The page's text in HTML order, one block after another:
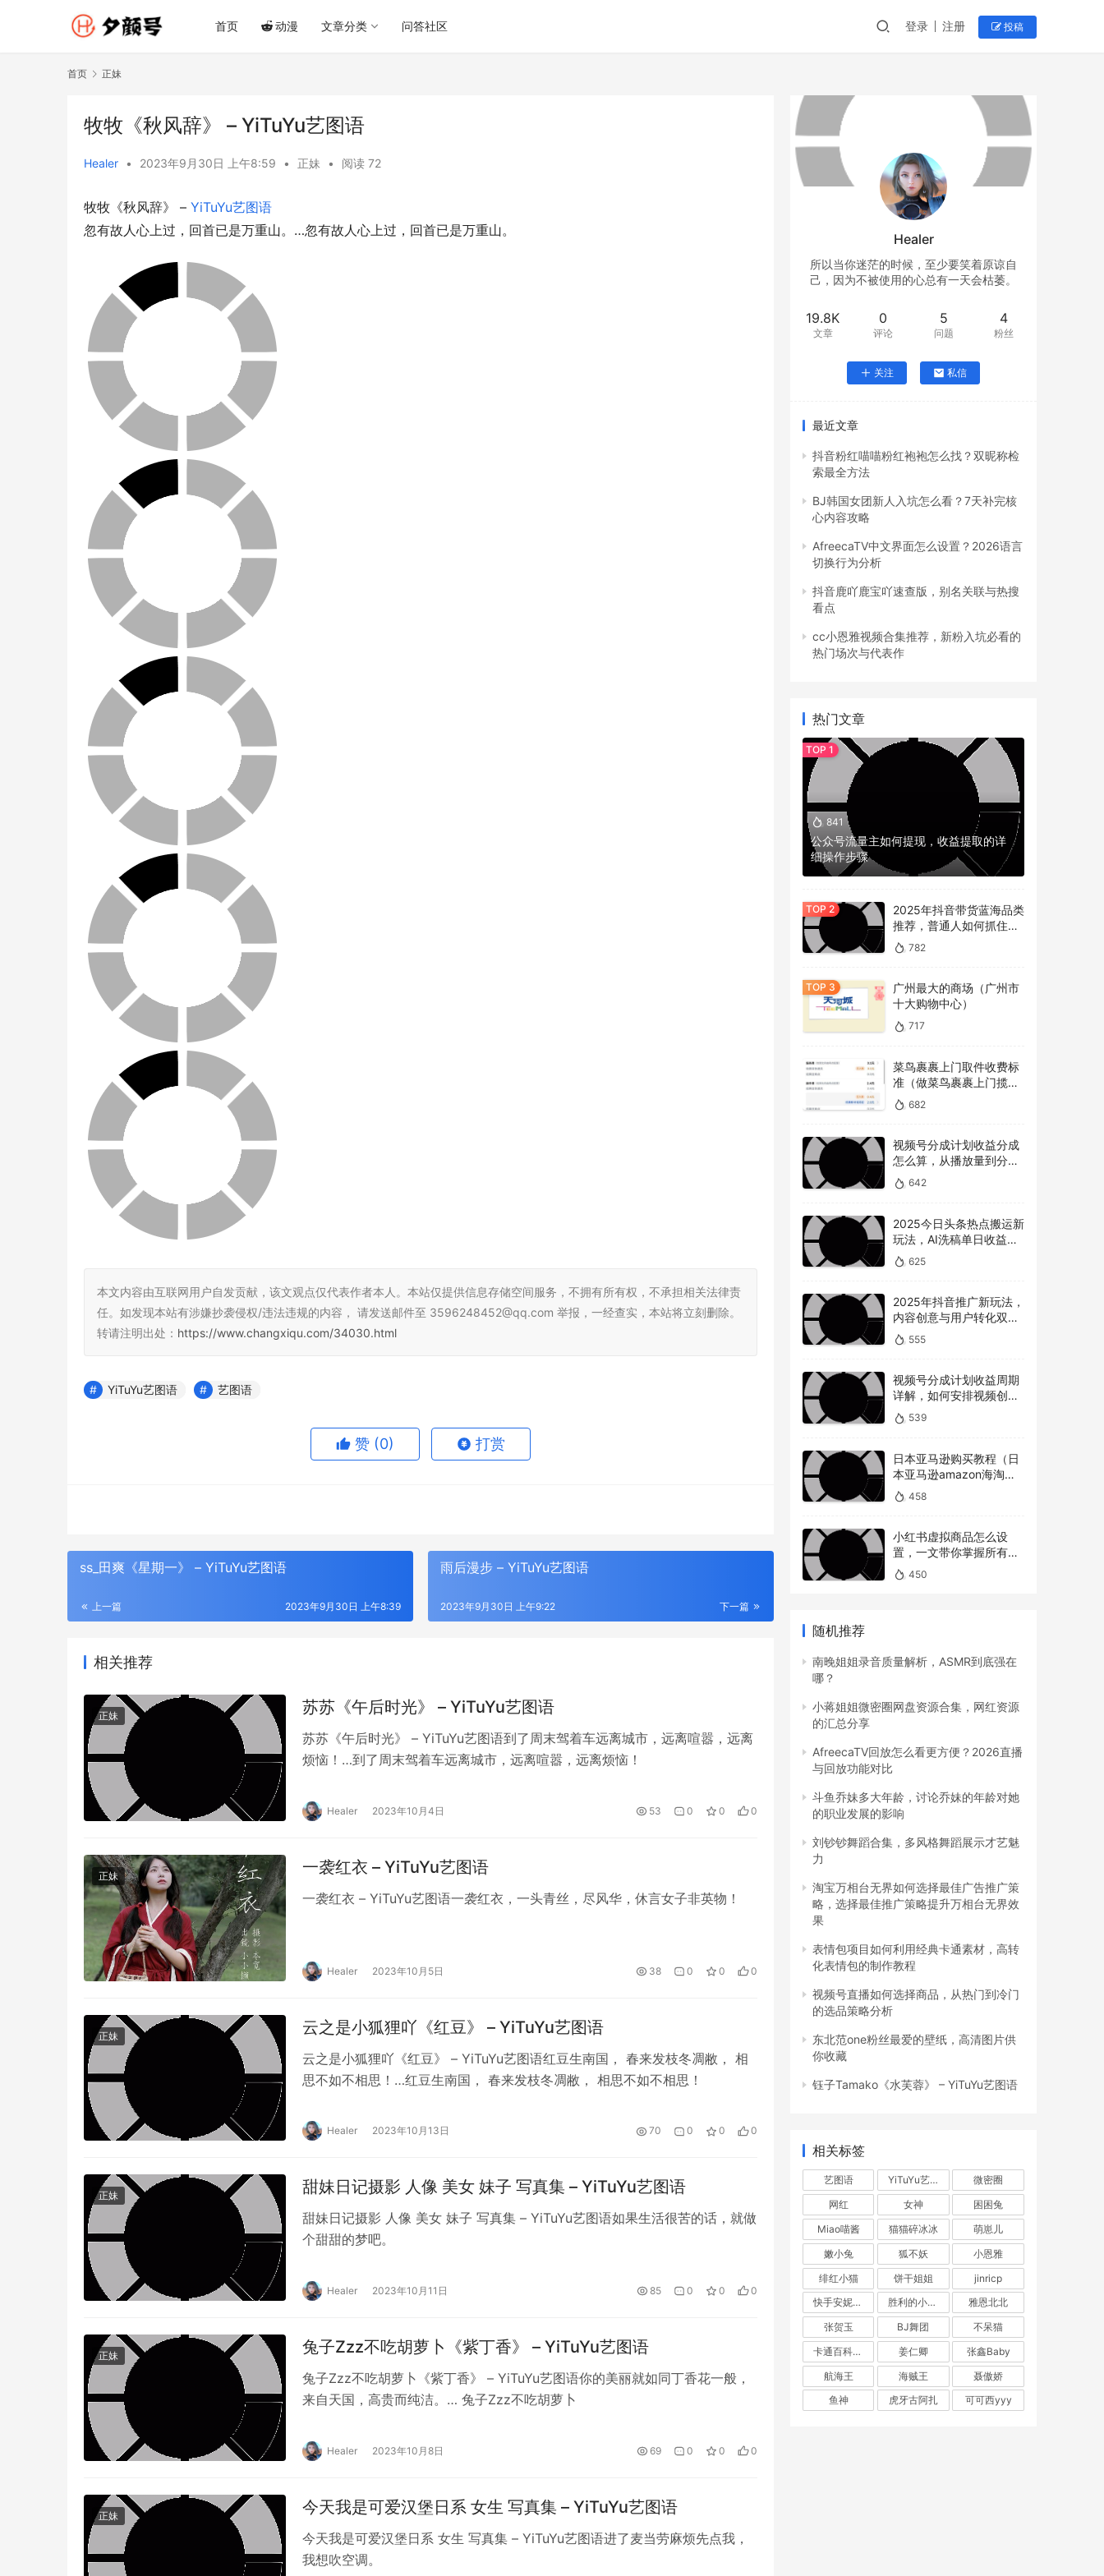
首页 动漫 文章分类 问答社区 登录 注册 投稿
首页 正妹
牧牧《秋风辞》 – YiTuYu艺图语
Healer • 2023年9月30日 上午8:59 • 正妹 • 阅读 72
牧牧《秋风辞》 – YiTuYu艺图语
忽有故人心上过，回首已是万重山。…忽有故人心上过，回首已是万重山。
本文内容由互联网用户自发贡献，该文观点仅代表作者本人。本站仅提供信息存储空间服务，不拥有所有权，不承担相关法律责
任。如发现本站有涉嫌抄袭侵权/违法违规的内容， 请发送邮件至 3596248452@qq.com 举报，一经查实，本站将立刻删除。
转请注明出处： https://www.changxiqu.com/34030.html
YiTuYu艺图语 艺图语
赞 (0) 打赏
ss_田爽《星期一》 – YiTuYu艺图语
上一篇 2023年9月30日 上午8:39
雨后漫步 – YiTuYu艺图语
下一篇
2023年9月30日 上午9:22
相关推荐
正妹 苏苏《午后时光》 – YiTuYu艺图语
苏苏《午后时光》 – YiTuYu艺图语到了周末驾着车远离城市，远离喧嚣，远离
烦恼！…到了周末驾着车远离城市，远离喧嚣，远离烦恼！
Healer 2023年10月4日 53 0 0 0
正妹 一袭红衣 – YiTuYu艺图语
一袭红衣 – YiTuYu艺图语一袭红衣，一头青丝，尽风华，休言女子非英物！
Healer 2023年10月5日 38 0 0 0
正妹 云之是小狐狸吖《红豆》 – YiTuYu艺图语
云之是小狐狸吖《红豆》 – YiTuYu艺图语红豆生南国， 春来发枝冬凋敝， 相
思不如不相思！…红豆生南国， 春来发枝冬凋敝， 相思不如不相思！
Healer 2023年10月13日 70 0 0 0
正妹 甜妹日记摄影 人像 美女 妹子 写真集 – YiTuYu艺图语
甜妹日记摄影 人像 美女 妹子 写真集 – YiTuYu艺图语如果生活很苦的话，就做
个甜甜的梦吧。
Healer 2023年10月11日 85 0 0 0
正妹 兔子Zzz不吃胡萝卜《紫丁香》 – YiTuYu艺图语
兔子Zzz不吃胡萝卜《紫丁香》 – YiTuYu艺图语你的美丽就如同丁香花一般，
来自天国，高贵而纯洁。… 兔子Zzz不吃胡萝卜
Healer 2023年10月8日 69 0 0 0
正妹 今天我是可爱汉堡日系 女生 写真集 – YiTuYu艺图语
今天我是可爱汉堡日系 女生 写真集 – YiTuYu艺图语进了麦当劳麻烦先点我，
我想吹空调。
Healer
所以当你迷茫的时候，至少要笑着原谅自
己，因为不被使用的心总有一天会枯萎。
19.8K
文章
0
评论
5
问题
4
粉丝
关注 私信
最近文章
抖音粉红喵喵粉红袍袍怎么找？双昵称检
索最全方法
BJ韩国女团新人入坑怎么看？7天补完核
心内容攻略
AfreecaTV中文界面怎么设置？2026语言
切换行为分析
抖音鹿吖鹿宝吖速查版，别名关联与热搜
看点
cc小恩雅视频合集推荐，新粉入坑必看的
热门场次与代表作
热门文章
841
公众号流量主如何提现，收益提取的详
细操作步骤
2025年抖音带货蓝海品类
推荐，普通人如何抓住冷
门机会？
782
广州最大的商场（广州市
十大购物中心）
717
菜鸟裹裹上门取件收费标
准（做菜鸟裹裹上门揽件
的看过来）
682
视频号分成计划收益分成
怎么算，从播放量到分成
的全解读
642
2025今日头条热点搬运新
玩法，AI洗稿单日收益
300+技巧
625
2025年抖音推广新玩法，
内容创意与用户转化双提
升
555
视频号分成计划收益周期
详解，如何安排视频创作
和提现时间？
539
日本亚马逊购买教程（日
本亚马逊amazon海淘下
单教程攻略）
458
小红书虚拟商品怎么设
置，一文带你掌握所有操
作 450
随机推荐
南晚姐姐录音质量解析，ASMR到底强在
哪？
小蒋姐姐微密圈网盘资源合集，网红资源
的汇总分享
AfreecaTV回放怎么看更方便？2026直播
与回放功能对比
斗鱼乔妹多大年龄，讨论乔妹的年龄对她
的职业发展的影响
刘钞钞舞蹈合集，多风格舞蹈展示才艺魅
力
淘宝万相台无界如何选择最佳广告推广策
略，选择最佳推广策略提升万相台无界效
果
表情包项目如何利用经典卡通素材，高转
化表情包的制作教程
视频号直播如何选择商品，从热门到冷门
的选品策略分析
东北范one粉丝最爱的壁纸，高清图片供
你收藏
钰子Tamako《水芙蓉》 – YiTuYu艺图语
相关标签
艺图语 YiTuYu艺图语
微密圈
网红
女神
困困兔
Miao喵酱
猫猫碎冰冰
萌崽儿
嫩小兔
狐不妖
小恩雅
绯红小猫
饼干姐姐
jinricp
快手安妮朵朵
胜利的小生活
雅恩北北
张贺玉
BJ舞团
不呆猫
卡通百科老王
姜仁卿
张鑫Baby
航海王
海贼王
聂傲娇
鱼神
虎牙古阿扎 可可西yyy